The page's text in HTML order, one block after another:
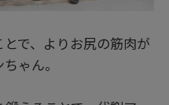
とで、よりお尻の筋肉が
ゃん。